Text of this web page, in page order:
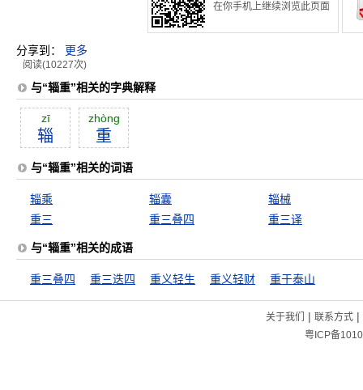
在你手机上继续浏览此页面
分享到： 更多
阅读(10227次)
与“辎重”相关的字典解释
zī
辎
zhòng
重
与“辎重”相关的词语
辎乘 辎囊
辎械
重三
重三叠四 重三译
与“辎重”相关的成语
重三叠四 重三迭四 重义轻生 重义轻财 重于泰山
关于我们 | 联系方式|
粤ICP备